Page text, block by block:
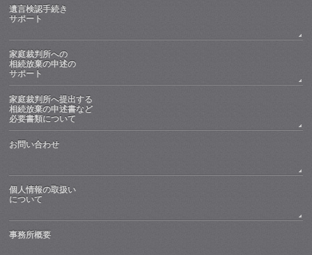
遺言検認手続き
サポート
家庭裁判所への
相続放棄の申述の
サポート
家庭裁判所へ提出する
相続放棄の申述書など
必要書類について
お問い合わせ
個人情報の取扱い
について
事務所概要